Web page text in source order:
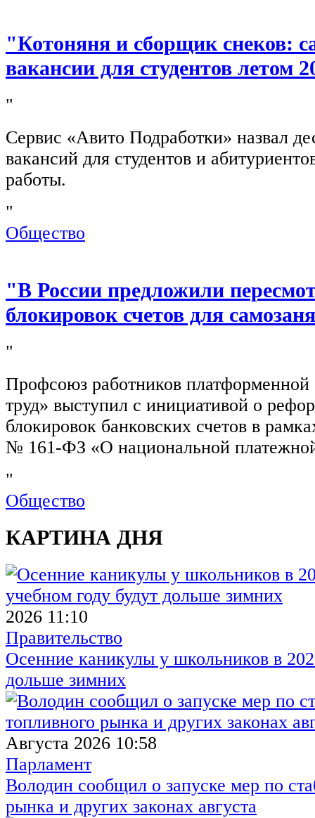
"Котоняня и сборщик снеков:
вакансии для студентов летом
"
Сервис «Авито Подработки» назвал
вакансий для студентов и
работы.
"
Общество
"В России предложили
блокировок счетов для
"
Профсоюз работников
труд» выступил с инициативой о
блокировок банковских счетов в
№ 161-ФЗ «О национальной
"
Общество
КАРТИНА ДНЯ
2026 11:10
Правительство
Осенние каникулы у школьников в
дольше зимних
Августа 2026 10:58
Парламент
Володин сообщил о запуске мер по
рынка и других законах августа